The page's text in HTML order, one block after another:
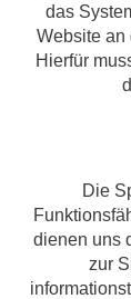
das
Website an
Hierfür
Die
dienen uns
zur